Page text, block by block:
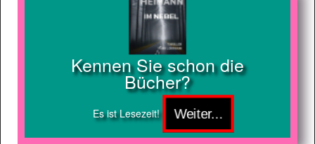
Kennen Sie schon die
Bücher?
Es ist Lesezeit!